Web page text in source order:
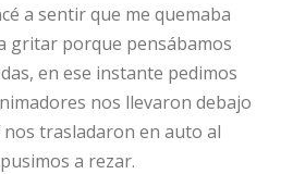
a sentir que me quemaba
gritar porque pensábamos
en ese instante pedimos
nos llevaron debajo
trasladaron en auto al
a rezar.